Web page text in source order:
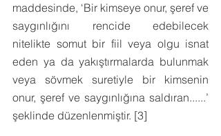
maddesinde, ‘Bir kimseye onur, şeref ve
saygınlığını rencide edebilecek
nitelikte somut bir fiil veya olgu isnat
eden ya da yakıştırmalarda bulunmak
veya sövmek suretiyle bir kimsenin
onur, şeref ve saygınlığına saldıran......’
şeklinde düzenlenmiştir. [3]